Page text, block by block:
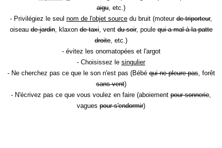
aigu , etc.)
- Privilégiez le seul nom de l'objet source du bruit (moteur de triporteur,
oiseaude jardin, klaxonde taxi, ventdu soir, poulequi a mal à la patte
droite , etc.)
- évitez les onomatopées et l'argot
- Choisissez le singulier
- Ne cherchez pas ce que le son n'est pas (Bébéqui ne pleure pas, forêt
sans vent)
- N'écrivez pas ce que vous voulez en faire (aboiement pour sonnerie
vagues pour s'endormir)